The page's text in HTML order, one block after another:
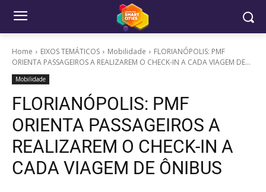
Home EIXOS TEMÁTICOS Mobilidade
FLORIANÓPOLIS: PMF
ORIENTA PASSAGEIROS A REALIZAREM O CHECK-IN A CADA VIAGEM DE...
Mobilidade
FLORIANÓPOLIS: PMF
ORIENTA PASSAGEIROS A
REALIZAREM O CHECK-IN A
CADA VIAGEM DE ÔNIBUS